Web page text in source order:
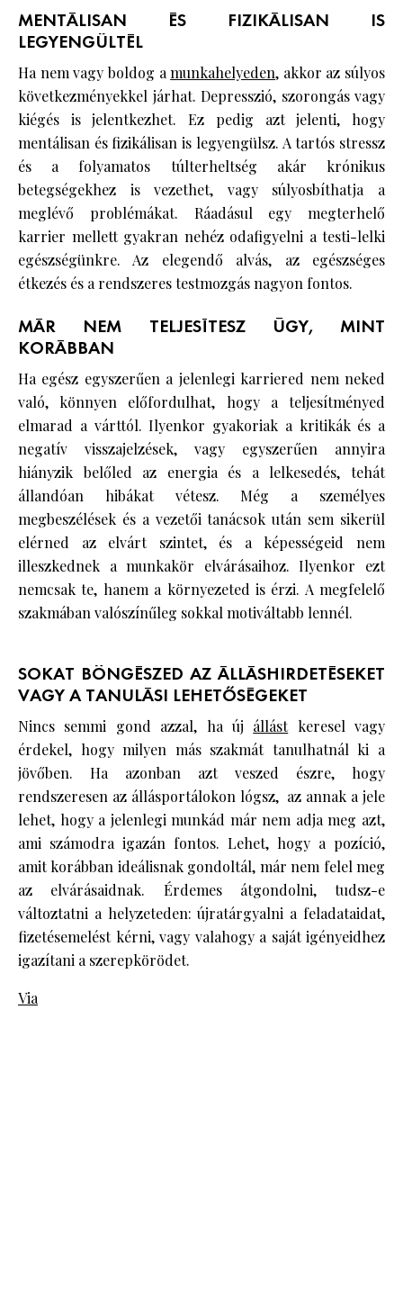
MENTÁLISAN ÉS FIZIKÁLISAN IS
LEGYENGÜLTÉL
Ha nem vagy boldog amunkahelyeden, akkor az súlyos
következményekkel járhat. Depresszió, szorongás vagy
kiégés is jelentkezhet. Ez pedig azt jelenti, hogy
mentálisan és fizikálisan is legyengülsz. A tartós stressz
és a folyamatos túlterheltség akár krónikus
betegségekhez is vezethet, vagy súlyosbíthatja a
meglévő problémákat. Ráadásul egy megterhelő
karrier mellett gyakran nehéz odafigyelni a testi-lelki
egészségünkre. Az elegendő alvás, az egészséges
étkezés és a rendszeres testmozgás nagyon fontos.
MÁR NEM TELJESÍTESZ ÚGY, MINT
KORÁBBAN
Ha egész egyszerűen a jelenlegi karriered nem neked
való, könnyen előfordulhat, hogy a teljesítményed
elmarad a várttól. Ilyenkor gyakoriak a kritikák és a
negatív visszajelzések, vagy egyszerűen annyira
hiányzik belőled az energia és a lelkesedés, tehát
állandóan hibákat vétesz. Még a személyes
megbeszélések és a vezetői tanácsok után sem sikerül
elérned az elvárt szintet, és a képességeid nem
illeszkednek a munkakör elvárásaihoz. Ilyenkor ezt
nemcsak te, hanem a környezeted is érzi. A megfelelő
szakmában valószínűleg sokkal motiváltabb lennél.
SOKAT BÖNGÉSZED AZ ÁLLÁSHIRDETÉSEKET
VAGY A TANULÁSI LEHETŐSÉGEKET
Nincs semmi gond azzal, ha új állástkeresel vagy
érdekel, hogy milyen más szakmát tanulhatnál ki a
jövőben. Ha azonban azt veszed észre, hogy
rendszeresen az állásportálokon lógsz, az annak a jele
lehet, hogy a jelenlegi munkád már nem adja meg azt,
ami számodra igazán fontos. Lehet, hogy a pozíció,
amit korábban ideálisnak gondoltál, már nem felel meg
az elvárásaidnak. Érdemes átgondolni, tudsz-e
változtatni a helyzeteden: újratárgyalni a feladataidat,
fizetésemelést kérni, vagy valahogy a saját igényeidhez
igazítani a szerepkörödet.
Via